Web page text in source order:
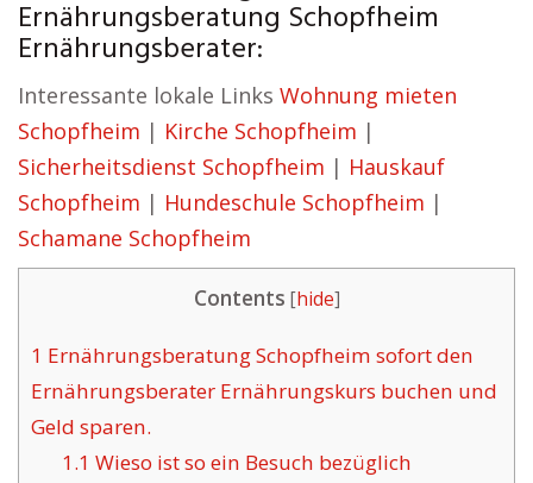
Ernährungsberatung Schopfheim
Ernährungsberater:
Interessante lokale Links Wohnung mieten
Schopfheim | Kirche Schopfheim |
Sicherheitsdienst Schopfheim | Hauskauf
Schopfheim | Hundeschule Schopfheim |
Schamane Schopfheim
Contents [hide]
1 Ernährungsberatung Schopfheim sofort den
Ernährungsberater Ernährungskurs buchen und
Geld sparen.
1.1 Wieso ist so ein Besuch bezüglich